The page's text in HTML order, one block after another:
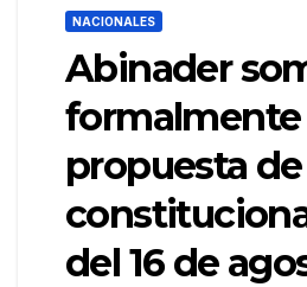
NACIONALES
Abinader
formalmente
propuesta
del 16 de